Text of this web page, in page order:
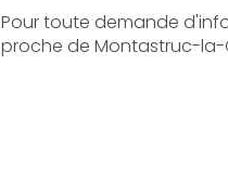
Pour toute demande
proche de Montastruc-la-